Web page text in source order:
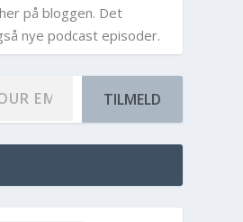
på bloggen. Det
nye podcast episoder.
TILMELD